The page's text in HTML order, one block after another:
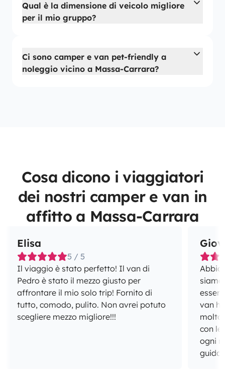
Qual è la dimensione di veicolo migliore
per il mio gruppo?
Ci sono camper e van pet-friendly a
noleggio vicino a Massa-Carrara?
Cosa dicono i viaggiatori
dei nostri camper e van in
affitto a Massa-Carrara
Elisa
5 / 5
Il viaggio è stato perfetto! Il van di
Pedro è stato il mezzo giusto per
affrontare il mio solo trip! Fornito di
tutto, comodo, pulito. Non avrei potuto
scegliere mezzo migliore!!!
van
molto
con le
ogni
guida